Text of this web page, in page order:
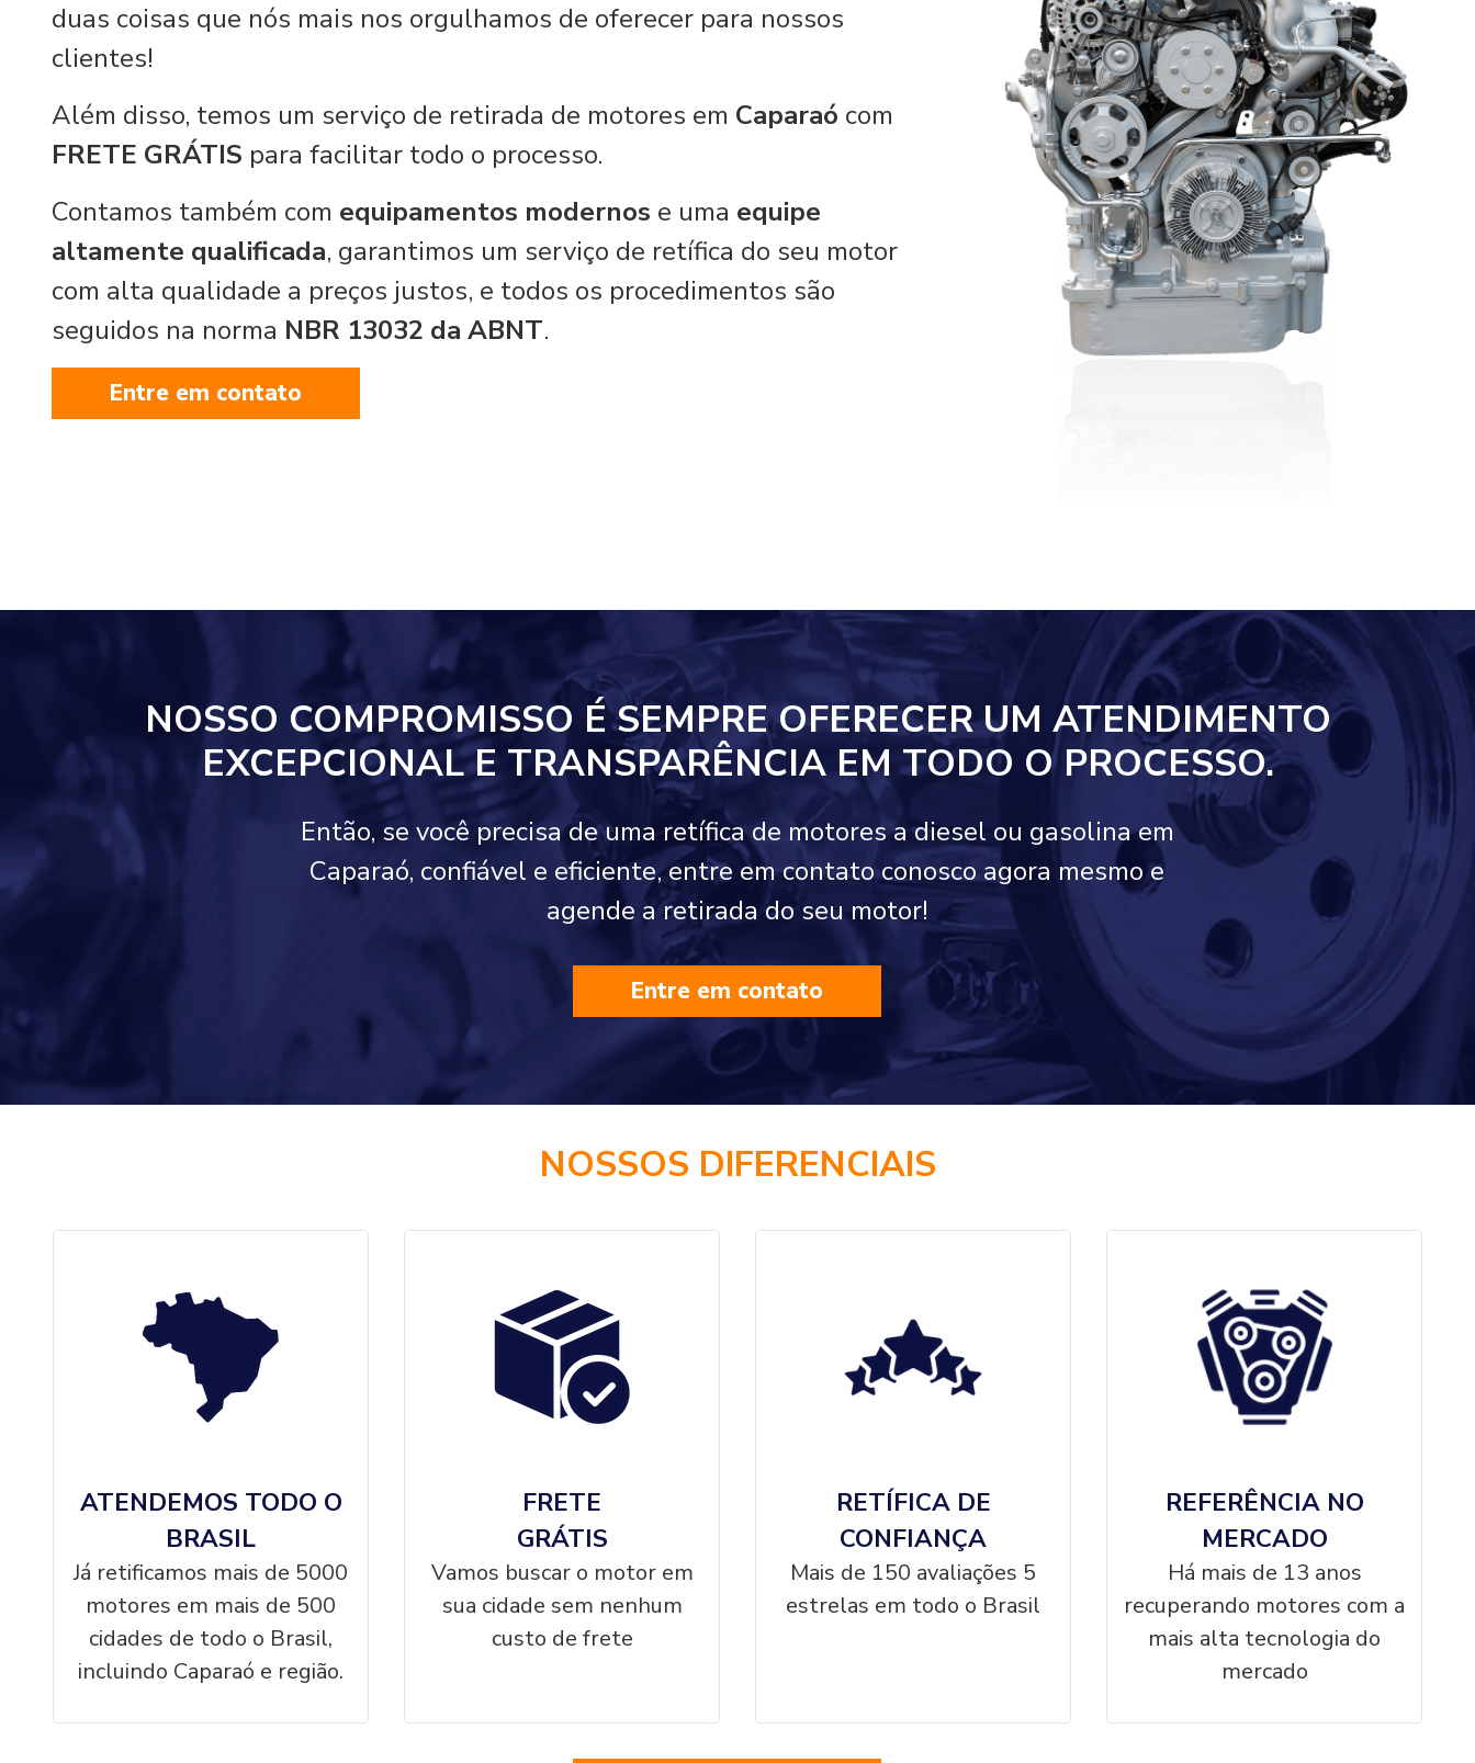
duas coisas que nós mais nos orgulhamos de oferecer para nossos
clientes!
Além disso, temos um serviço de retirada de motores em Caparaó com
FRETE GRÁTIS para facilitar todo o processo.
Contamos também com equipamentos modernos e uma equipe
altamente qualificada, garantimos um serviço de retífica do seu motor
com alta qualidade a preços justos, e todos os procedimentos são
seguidos na norma NBR 13032 da ABNT.
Entre em contato
NOSSO COMPROMISSO É SEMPRE OFERECER UM ATENDIMENTO
EXCEPCIONAL E TRANSPARÊNCIA EMTODO O PROCESSO.
Então, se você precisa de uma retífica de motores a diesel ou gasolina em
Caparaó, confiável e eficiente, entre em contato conosco agora mesmo e
agende a retirada do seu motor!
Entre em contato
NOSSOS DIFERENCIAIS
ATENDEMOS TODO O
BRASIL
Já retificamos mais de 5000
motores em mais de 500
cidades de todo o Brasil,
incluindo Caparaó e região.
FRETE
GRÁTIS
Vamos buscar o motor em
sua cidade sem nenhum
custo de frete
RETÍFICA DE
CONFIANÇA
Mais de 150 avaliações 5
estrelas em todo o Brasil
REFERÊNCIA NO
MERCADO
Há mais de 13 anos
recuperando motores com a
mais alta tecnologia do
mercado